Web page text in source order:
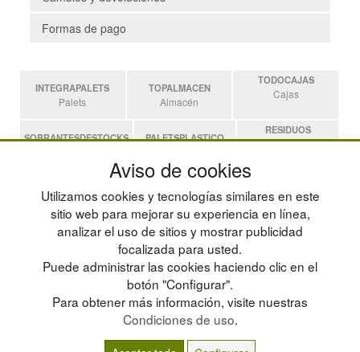
Formas de pago
INTEGRAPALETS
Palets
TOPALMACEN
Almacén
TODOCAJAS
Cajas
SOBRANTESDESTOCKS PALETSPLASTICO
RESIDUOS
Residuos
Estanterias
POLÍTICA DE PRIVACIDAD
CONDICIONES DE USO
CAMBIOS Y DEVOLUCIONES
CONTACTO
MAPA WEB
PREGUNTAS FRECUENTES
INGRESA A TU CUENTA
Aviso de cookies
Utilizamos cookies y tecnologías similares en este
sitio web para mejorar su experiencia en línea,
analizar el uso de sitios y mostrar publicidad
focalizada para usted.
Puede administrar las cookies haciendo clic en el
botón "Configurar".
Para obtener más información, visite nuestras
Condiciones de uso.